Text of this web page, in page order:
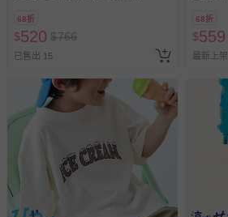
68折
$520 $766
已售出 15
68折
$559
最新上架